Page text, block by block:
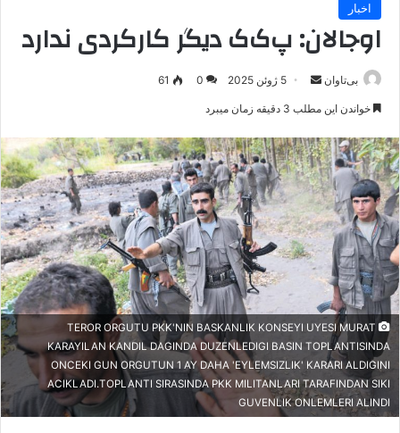
اخبار
اوجالان: پ‌ک‌ک دیگر کارکردی ندارد
بی‌تاوان
ر
ا
ل
ا
م
ی
5 ژوئن 2025 0
61
خواندن این مطلب 3 دقیقه زمان میبرد
TEROR ORGUTU PKK'NIN BASKANLIK KONSEYI UYESI MURAT
KARAYILAN KANDIL DAGINDA DUZENLEDIGI BASIN TOPLANTISINDA
ONCEKI GUN ORGUTUN 1 AY DAHA 'EYLEMSIZLIK' KARARI ALDIGINI
ACIKLADI.TOPLANTI SIRASINDA PKK MILITANLARI TARAFINDAN SIKI
GUVENLIK ONLEMLERI ALINDI